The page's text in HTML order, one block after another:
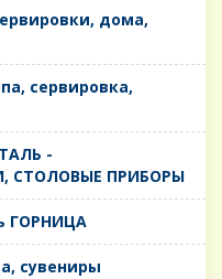
дома,
сервировка,
-
СТОЛОВЫЕ ПРИБОРЫ
ГОРНИЦА
сувениры